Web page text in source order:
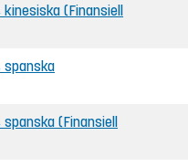
(Finansiell
(Finansiell